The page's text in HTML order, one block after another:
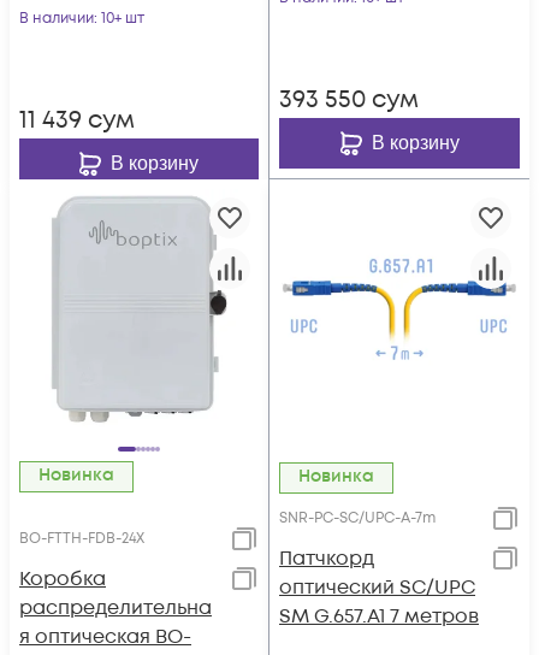
зеленый
В наличии: 10+ шт
11 439 сум
В корзину
393 550 сум
В корзину
Новинка
BO-FTTH-FDB-24X
Коробка
распределительна
я оптическая BO-
Новинка
SNR-PC-SC/UPC-A-7m
Патчкорд
оптический SC/UPC
SM G.657.A1 7 метров